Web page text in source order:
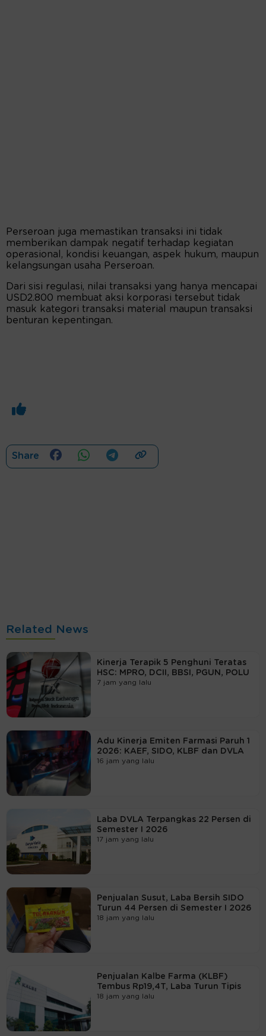
Perseroan juga memastikan transaksi ini tidak
memberikan dampak negatif terhadap kegiatan
operasional, kondisi keuangan, aspek hukum, maupun
kelangsungan usaha Perseroan.
Dari sisi regulasi, nilai transaksi yang hanya mencapai
USD2.800 membuat aksi korporasi tersebut tidak
masuk kategori transaksi material maupun transaksi
benturan kepentingan.
Share
Related News
Kinerja Terapik 5 Penghuni Teratas
HSC: MPRO, DCII, BBSI, PGUN, POLU
7 jam yang lalu
Adu Kinerja Emiten Farmasi Paruh 1
2026: KAEF, SIDO, KLBF dan DVLA
16 jam yang lalu
Laba DVLA Terpangkas 22 Persen di
Semester I 2026
17 jam yang lalu
Penjualan Susut, Laba Bersih SIDO
Turun 44 Persen di Semester I 2026
18 jam yang lalu
Penjualan Kalbe Farma (KLBF)
Tembus Rp19,4T, Laba Turun Tipis
18 jam yang lalu